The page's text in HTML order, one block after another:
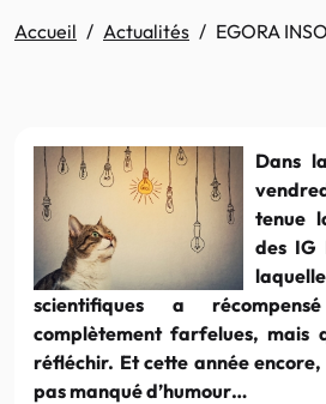
Accueil Actualités EGORA
Dans
tenue
des IG
scientifiques a
complètement farfelues, mais
réfléchir. Et cette année encore,
pas manqué d’humour…